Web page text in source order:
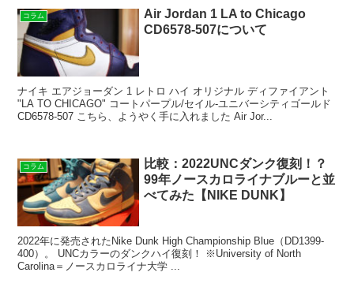
コラム
Air Jordan 1 LA to Chicago
CD6578-507について
ナイキ エアジョーダン 1 レトロ ハイ オリジナル ディファイアント
"LA TO CHICAGO" コートパープル/セイル-ユニバーシティゴールド
CD6578-507 こちら、ようやく手に入れました Air Jor...
コラム
比較：2022UNCダンク復刻！？
99年ノースカロライナブルーと並
べてみた【NIKE DUNK】
2022年に発売されたNike Dunk High Championship Blue（DD1399-
400）。 UNCカラーのダンクハイ復刻！ ※University of North
Carolina＝ノースカロライナ大学 ...